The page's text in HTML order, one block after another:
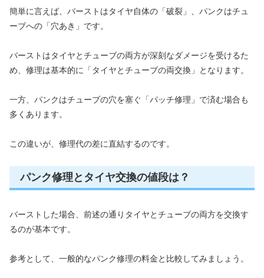
簡単に言えば、バーストはタイヤ自体の「破裂」、パンクはチュ
ーブへの「穴あき」です。
バーストはタイヤとチューブの両方が深刻なダメージを受けるた
め、修理は基本的に「タイヤとチューブの両交換」となります。
一方、パンクはチューブの穴を塞ぐ「パッチ修理」で済む場合も
多くあります。
この違いが、修理代の差に直結するのです。
パンク修理とタイヤ交換の値段は？
バーストした場合、前述の通りタイヤとチューブの両方を交換す
るのが基本です。
参考として、一般的なパンク修理の料金と比較してみましょう。